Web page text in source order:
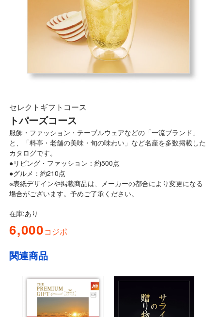
セレクトギフトコース
トパーズコース
服飾・ファッション・テーブルウェアなどの「一流ブランド」
と、「料亭・老舗の美味・旬の味わい」など名産を多数掲載した
カタログです。
●リビング・ファッション：約500点
●グルメ：約210点
※表紙デザインや掲載商品は、メーカーの都合により変更になる
場合がございます。予めご了承ください。
在庫:あり
6,000コジポ
関連商品